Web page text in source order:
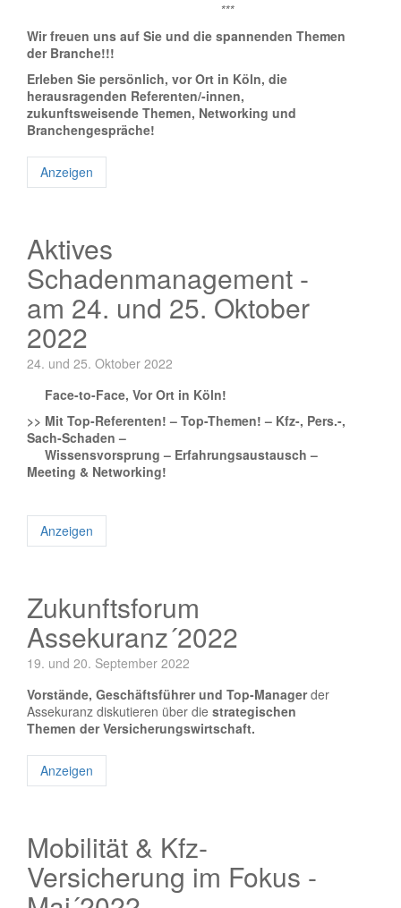
***
Wir freuen uns auf Sie und die spannenden Themen
der Branche!!!
Erleben Sie persönlich, vor Ort in Köln, die
herausragenden Referenten/-innen,
zukunftsweisende Themen, Networking und
Branchengespräche!
Anzeigen
Aktives
Schadenmanagement -
am 24. und 25. Oktober
2022
24. und 25. Oktober 2022
Face-to-Face, Vor Ort in Köln!
>> Mit Top-Referenten! – Top-Themen! – Kfz-, Pers.-,
Sach-Schaden –
Wissensvorsprung – Erfahrungsaustausch –
Meeting & Networking!
Anzeigen
Zukunftsforum
Assekuranz´2022
19. und 20. September 2022
Vorstände, Geschäftsführer und Top-Managerder
Assekuranz diskutieren über die strategischen
Themen der Versicherungswirtschaft.
Anzeigen
Mobilität & Kfz-
Versicherung im Fokus -